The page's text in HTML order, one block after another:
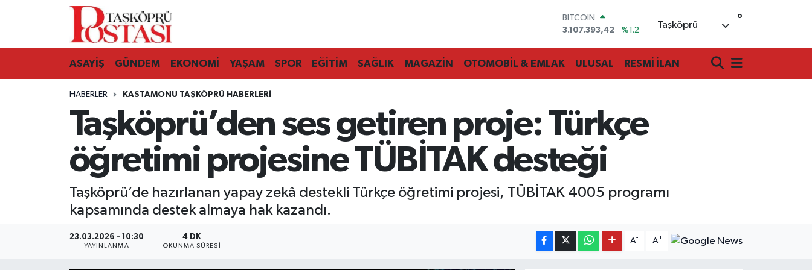
DOLAR
47,7106
%0.17
STERLİN
64,4046
%0.35
BİST100
13.773
%-19
3.107.393,42
Taşköprü °
ASAYİŞ GÜNDEM EKONOMİ YAŞAM SPOR EĞİTİM SAĞLIK MAGAZİN OTOMOBİL & EMLAK ULUSAL RESMİ İLAN
HABERLER KASTAMONU TAŞKÖPRÜ HABERLERI
Taşköprü’den ses getiren proje: Türkçe
öğretimi projesine TÜBİTAK desteği
Taşköprü’de hazırlanan yapay zekâ destekli Türkçe öğretimi projesi, TÜBİTAK 4005 programı
kapsamında destek almaya hak kazandı.
23.03.2026 - 10:30
YAYINLANMA
4 DK
OKUNMA SÜRESI
A- A+
Kastamonu Vefat Edenler
Araç Haberleri
Azdavay Haberleri
Bozkurt Haberleri